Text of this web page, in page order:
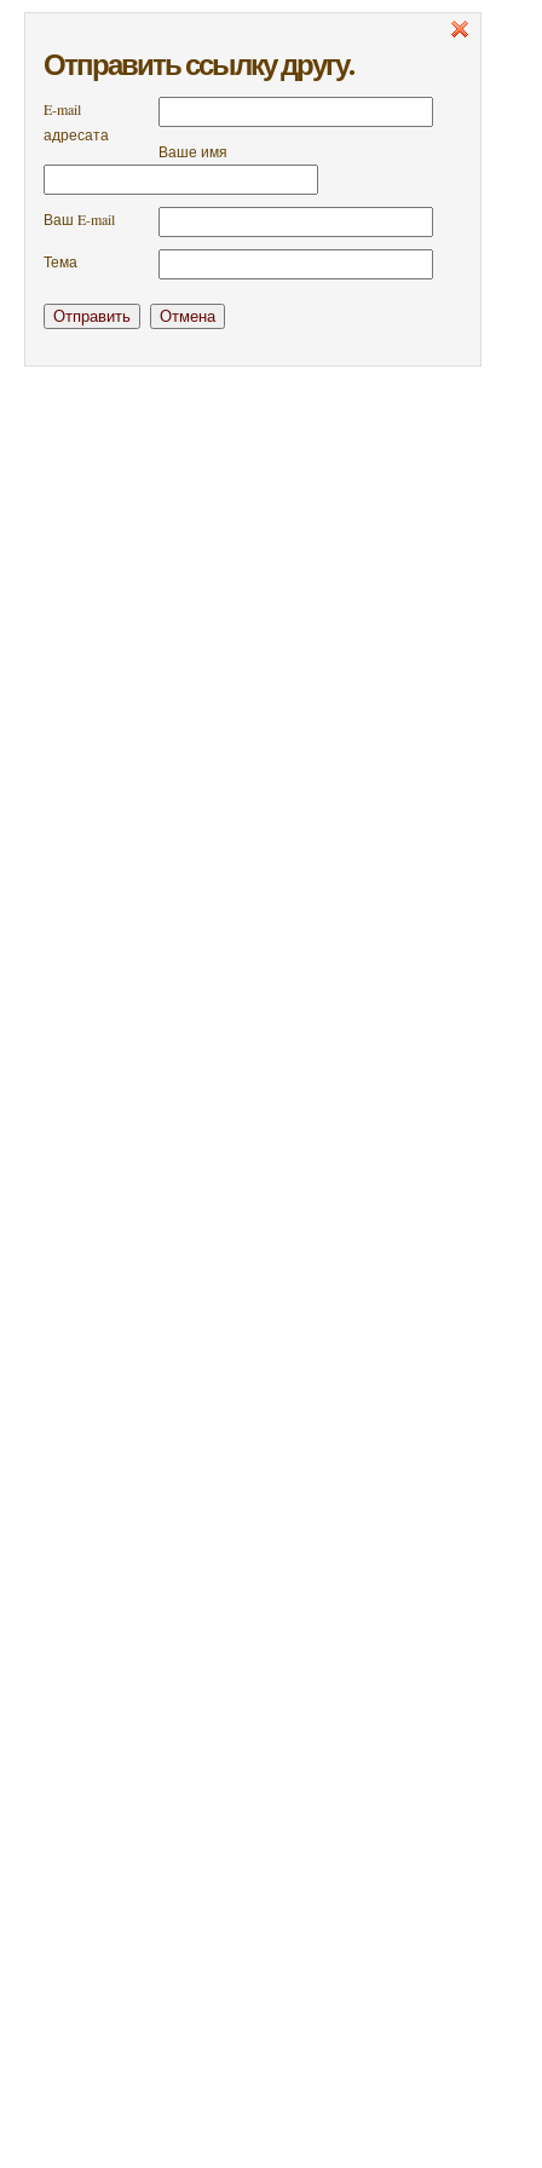
Отправить ссылку другу.
E-mail
адресата
Ваше имя
Ваш E-mail
Тема
Отправить Отмена